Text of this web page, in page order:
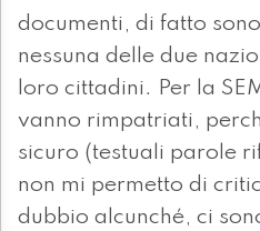
documenti, di fatto
nessuna delle due
loro cittadini. Per la
vanno rimpatriati,
sicuro (testuali parole
non mi permetto di
dubbio alcunché, ci